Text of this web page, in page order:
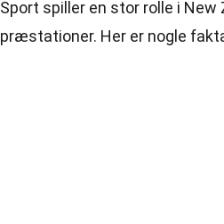
Sport spiller en stor rolle i
præstationer. Her er nogle